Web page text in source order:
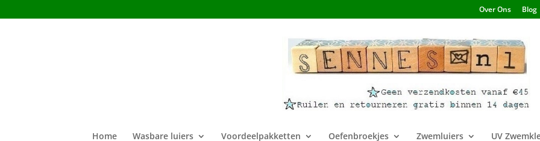
Over Ons Blog
Home Wasbare luiers Voordeelpakketten Oefenbroekjes Zwemluiers UV